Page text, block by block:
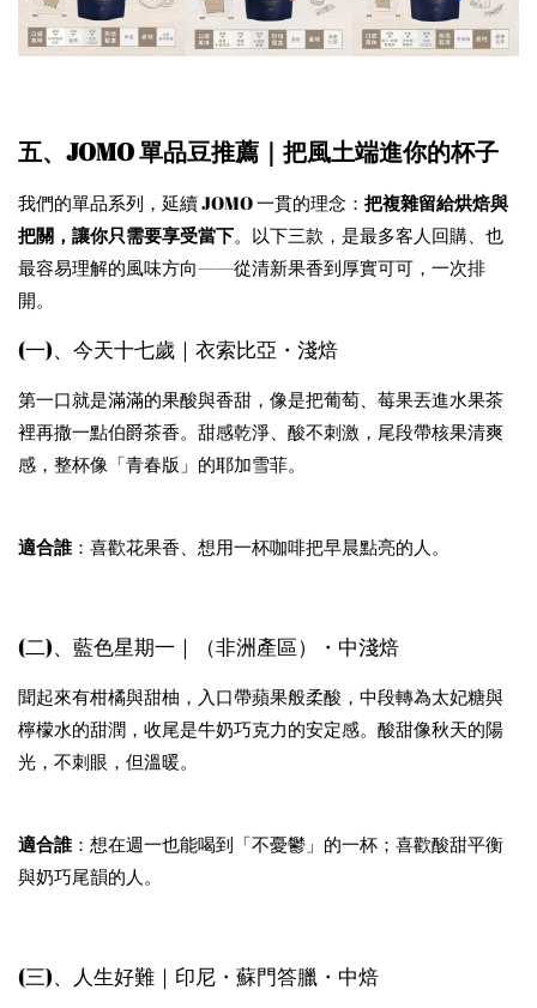
五、JOMO 單品豆推薦｜把風土端進你的杯子
我們的單品系列，延續 JOMO 一貫的理念： 把複雜留給烘焙與
把關，讓你只需要享受當下。以下三款，是最多客人回購、也
最容易理解的風味方向——從清新果香到厚實可可，一次排
開。
(一)、今天十七歲｜衣索比亞・淺焙
第一口就是滿滿的果酸與香甜，像是把葡萄、莓果丟進水果茶
裡再撒一點伯爵茶香。甜感乾淨、酸不刺激，尾段帶核果清爽
感，整杯像「青春版」的耶加雪菲。
適合誰 ：喜歡花果香、想用一杯咖啡把早晨點亮的人。
(二)、藍色星期一｜（非洲產區）・中淺焙
聞起來有柑橘與甜柚，入口帶蘋果般柔酸，中段轉為太妃糖與
檸檬水的甜潤，收尾是牛奶巧克力的安定感。酸甜像秋天的陽
光，不刺眼，但溫暖。
適合誰 ：想在週一也能喝到「不憂鬱」的一杯；喜歡酸甜平衡
與奶巧尾韻的人。
(三)、人生好難｜印尼・蘇門答臘・中焙